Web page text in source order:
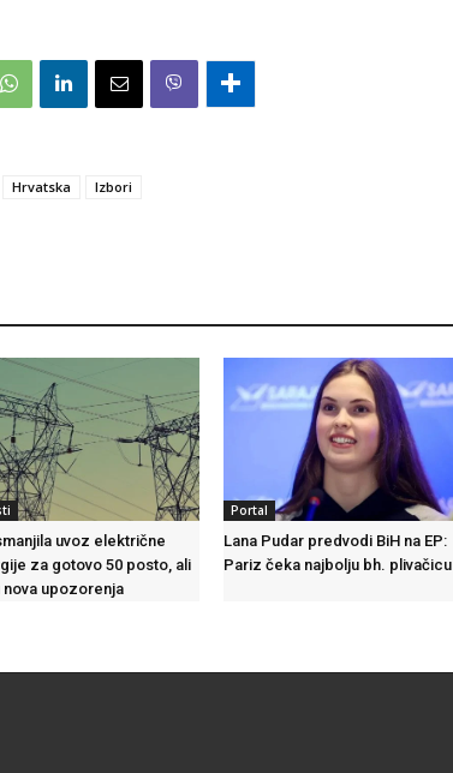
Hrvatska Izbori
uvoz električne
za gotovo 50 posto, ali
nova upozorenja
Portal
Lana Pudar predvodi BiH na EP:
Pariz čeka najbolju bh. plivačicu